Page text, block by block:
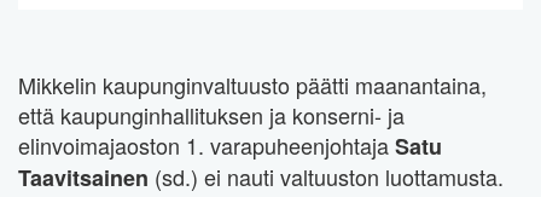
Mikkelin kaupunginvaltuusto päätti maanantaina,
että kaupunginhallituksen ja konserni- ja
elinvoimajaoston 1. varapuheenjohtajaSatu
Taavitsainen (sd.) ei nauti valtuuston luottamusta.